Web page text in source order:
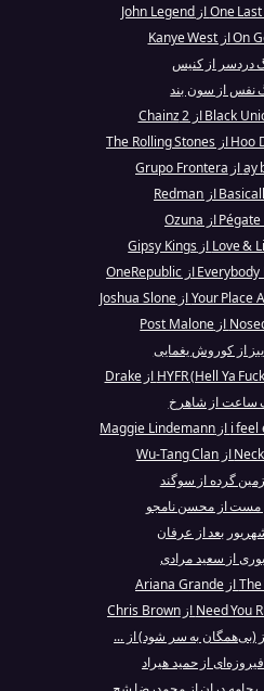
دردسر از کنیس
نفس از سون بند
از کوروش یغمایی
ساعت از شاهرخ
زمین گرده از سوگند
مست از محسن نامجو
بعد از عرفان
بوری از سعید مرادی
(بی‌همگان به سر شود) از ...
از حمید هیراد